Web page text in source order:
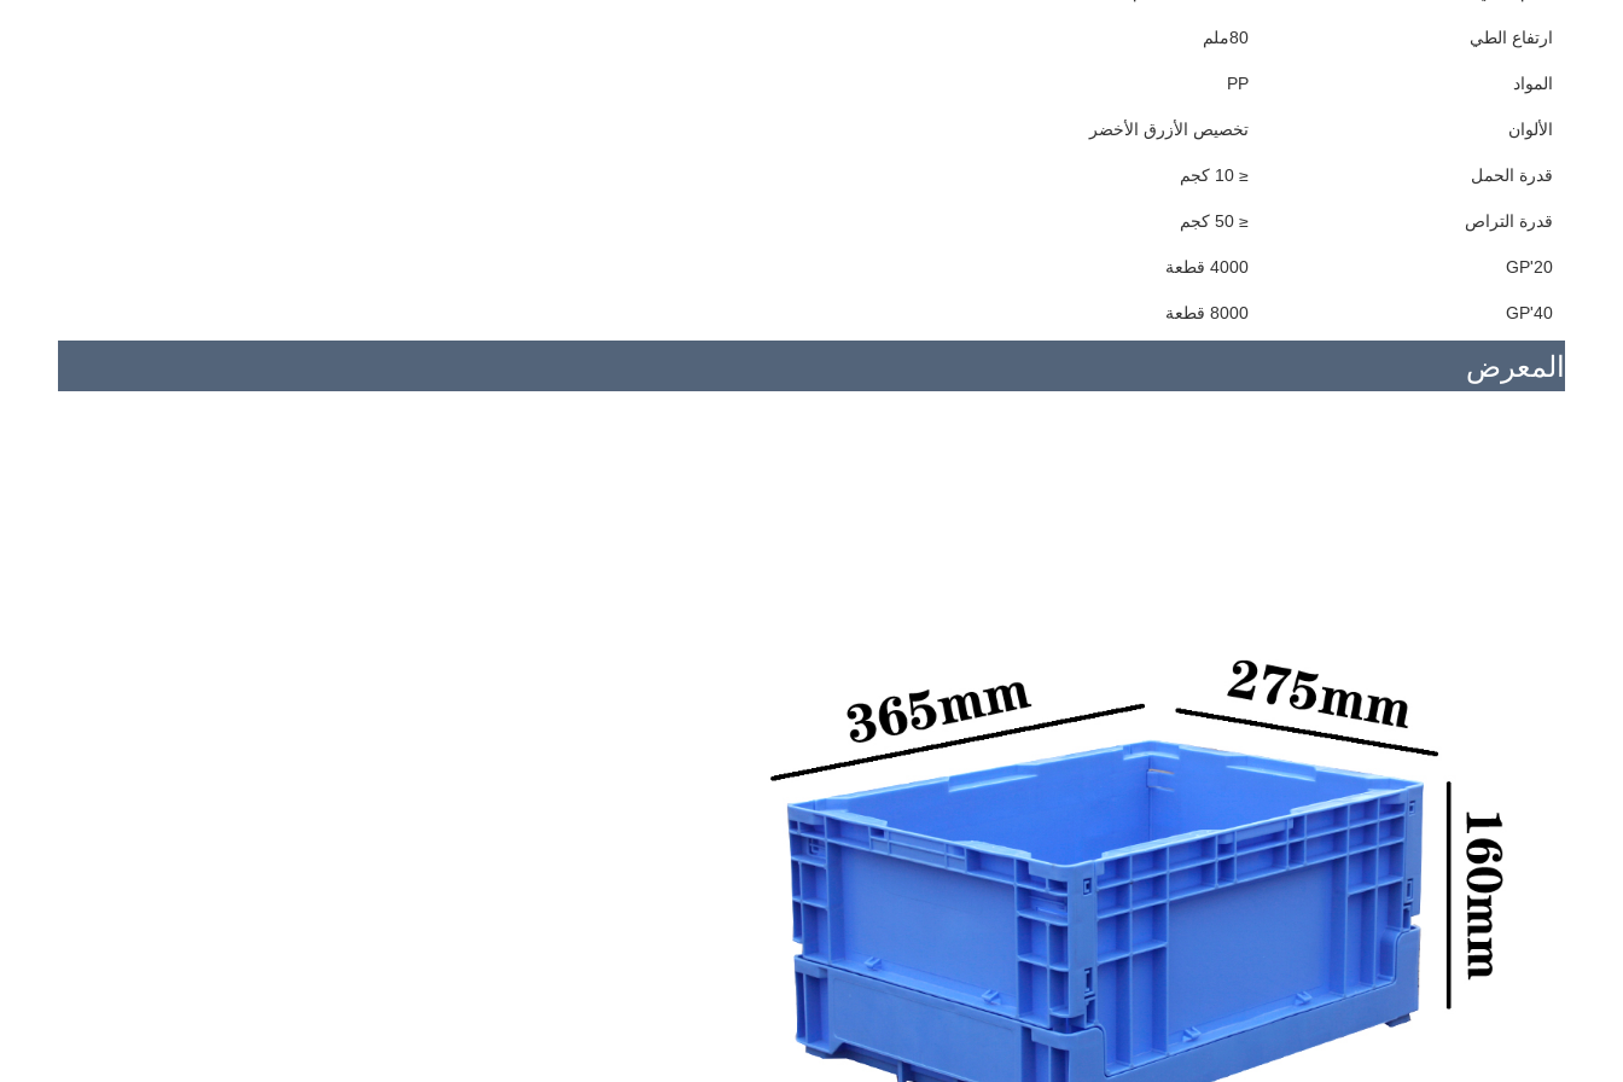
ارتفاع الطي 80ملم
المواد PP
الألوان تخصيص الأزرق الأخضر
قدرة الحمل ≤ 10 كجم
قدرة التراص ≤ 50 كجم
20'GP 4000 قطعة
40'GP 8000 قطعة
المعرض